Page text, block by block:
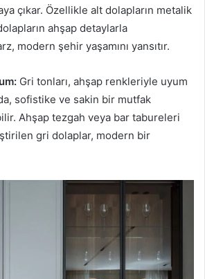
çıkar. Özellikle alt dolapların metalik
ahşap detaylarla
modern şehir yaşamını yansıtır.
Gri tonları, ahşap renkleriyle uyum
sofistike ve sakin bir mutfak
Ahşap tezgah veya bar tabureleri
gri dolaplar, modern bir